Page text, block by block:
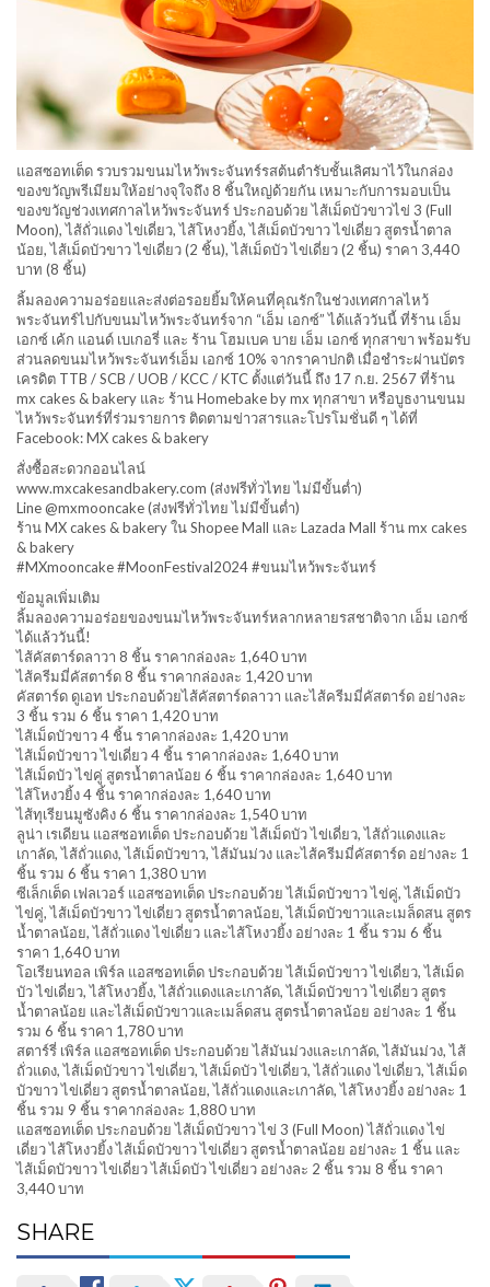
แอสซอทเต็ด รวบรวมขนมไหว้พระจันทร์รสต้นตำรับชั้นเลิศมาไว้ในกล่อง
ของขวัญพรีเมียมให้อย่างจุใจถึง 8 ชิ้นใหญ่ด้วยกัน เหมาะกับการมอบเป็น
ของขวัญช่วงเทศกาลไหว้พระจันทร์ ประกอบด้วย ไส้เม็ดบัวขาวไข่ 3 (Full
Moon), ไส้ถั่วแดง ไข่เดี่ยว, ไส้โหงวยิ้ง, ไส้เม็ดบัวขาว ไข่เดี่ยว สูตรน้ำตาล
น้อย, ไส้เม็ดบัวขาว ไข่เดี่ยว (2 ชิ้น), ไส้เม็ดบัว ไข่เดี่ยว (2 ชิ้น) ราคา 3,440
บาท (8 ชิ้น)
ลิ้มลองความอร่อยและส่งต่อรอยยิ้มให้คนที่คุณรักในช่วงเทศกาลไหว้
พระจันทร์ไปกับขนมไหว้พระจันทร์จาก “เอ็ม เอกซ์” ได้แล้ววันนี้ ที่ร้าน เอ็ม
เอกซ์ เค้ก แอนด์ เบเกอรี่ และ ร้าน โฮมเบค บาย เอ็ม เอกซ์ ทุกสาขา พร้อมรับ
ส่วนลดขนมไหว้พระจันทร์เอ็ม เอกซ์ 10% จากราคาปกติ เมื่อชำระผ่านบัตร
เครดิต TTB / SCB / UOB / KCC / KTC ตั้งแต่วันนี้ ถึง 17 ก.ย. 2567 ที่ร้าน
mx cakes & bakery และ ร้าน Homebake by mx ทุกสาขา หรือบูธงานขนม
ไหว้พระจันทร์ที่ร่วมรายการ ติดตามข่าวสารและโปรโมชั่นดี ๆ ได้ที่
Facebook: MX cakes & bakery
สั่งซื้อสะดวกออนไลน์
www.mxcakesandbakery.com (ส่งฟรีทั่วไทย ไม่มีขั้นต่ำ)
Line @mxmooncake (ส่งฟรีทั่วไทย ไม่มีขั้นต่ำ)
ร้าน MX cakes & bakery ใน Shopee Mall และ Lazada Mall ร้าน mx cakes
& bakery
#MXmooncake #MoonFestival2024 #ขนมไหว้พระจันทร์
ข้อมูลเพิ่มเติม
ลิ้มลองความอร่อยของขนมไหว้พระจันทร์หลากหลายรสชาติจาก เอ็ม เอกซ์
ได้แล้ววันนี้!
ไส้คัสตาร์ดลาวา 8 ชิ้น ราคากล่องละ 1,640 บาท
ไส้ครีมมี่คัสตาร์ด 8 ชิ้น ราคากล่องละ 1,420 บาท
คัสตาร์ด ดูเอท ประกอบด้วยไส้คัสตาร์ดลาวา และไส้ครีมมี่คัสตาร์ด อย่างละ
3 ชิ้น รวม 6 ชิ้น ราคา 1,420 บาท
ไส้เม็ดบัวขาว 4 ชิ้น ราคากล่องละ 1,420 บาท
ไส้เม็ดบัวขาว ไข่เดี่ยว 4 ชิ้น ราคากล่องละ 1,640 บาท
ไส้เม็ดบัว ไข่คู่ สูตรน้ำตาลน้อย 6 ชิ้น ราคากล่องละ 1,640 บาท
ไส้โหงวยิ้ง 4 ชิ้น ราคากล่องละ 1,640 บาท
ไส้ทุเรียนมูซังคิง 6 ชิ้น ราคากล่องละ 1,540 บาท
ลูน่า เรเดียน แอสซอทเต็ด ประกอบด้วย ไส้เม็ดบัว ไข่เดี่ยว, ไส้ถั่วแดงและ
เกาลัด, ไส้ถั่วแดง, ไส้เม็ดบัวขาว, ไส้มันม่วง และไส้ครีมมี่คัสตาร์ด อย่างละ 1
ชิ้น รวม 6 ชิ้น ราคา 1,380 บาท
ซีเล็กเต็ด เฟลเวอร์ แอสซอทเต็ด ประกอบด้วย ไส้เม็ดบัวขาว ไข่คู่, ไส้เม็ดบัว
ไข่คู่, ไส้เม็ดบัวขาว ไข่เดี่ยว สูตรน้ำตาลน้อย, ไส้เม็ดบัวขาวและเมล็ดสน สูตร
น้ำตาลน้อย, ไส้ถั่วแดง ไข่เดี่ยว และไส้โหงวยิ้ง อย่างละ 1 ชิ้น รวม 6 ชิ้น
ราคา 1,640 บาท
โอเรียนทอล เพิร์ล แอสซอทเต็ด ประกอบด้วย ไส้เม็ดบัวขาว ไข่เดี่ยว, ไส้เม็ด
บัว ไข่เดี่ยว, ไส้โหงวยิ้ง, ไส้ถั่วแดงและเกาลัด, ไส้เม็ดบัวขาว ไข่เดี่ยว สูตร
น้ำตาลน้อย และไส้เม็ดบัวขาวและเมล็ดสน สูตรน้ำตาลน้อย อย่างละ 1 ชิ้น
รวม 6 ชิ้น ราคา 1,780 บาท
สตาร์รี่ เพิร์ล แอสซอทเต็ด ประกอบด้วย ไส้มันม่วงและเกาลัด, ไส้มันม่วง, ไส้
ถั่วแดง, ไส้เม็ดบัวขาว ไข่เดี่ยว, ไส้เม็ดบัว ไข่เดี่ยว, ไส้ถั่วแดง ไข่เดี่ยว, ไส้เม็ด
บัวขาว ไข่เดี่ยว สูตรน้ำตาลน้อย, ไส้ถั่วแดงและเกาลัด, ไส้โหงวยิ้ง อย่างละ 1
ชิ้น รวม 9 ชิ้น ราคากล่องละ 1,880 บาท
แอสซอทเต็ด ประกอบด้วย ไส้เม็ดบัวขาว ไข่ 3 (Full Moon) ไส้ถั่วแดง ไข่
เดี่ยว ไส้โหงวยิ้ง ไส้เม็ดบัวขาว ไข่เดี่ยว สูตรน้ำตาลน้อย อย่างละ 1 ชิ้น และ
ไส้เม็ดบัวขาว ไข่เดี่ยว ไส้เม็ดบัว ไข่เดี่ยว อย่างละ 2 ชิ้น รวม 8 ชิ้น ราคา
3,440 บาท
SHARE